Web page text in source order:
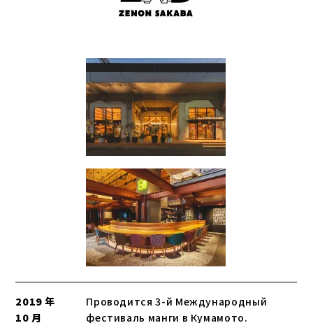
2019 年
10 月
Проводится 3-й Международный
фестиваль манги в Кумамото.